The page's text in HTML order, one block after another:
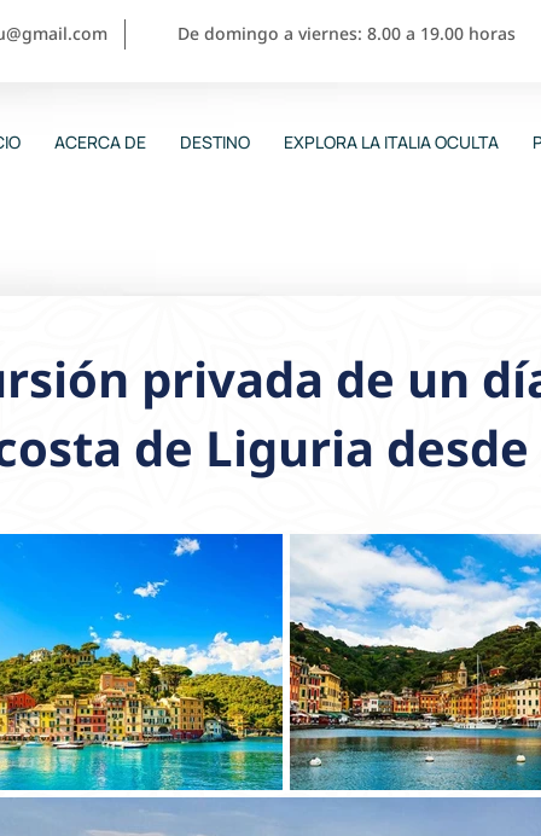
De domingo a viernes: 8.00 a 19.00 horas
ACERCA DE DESTINO EXPLORA LA ITALIA OCULTA
privada de un
de Liguria desde